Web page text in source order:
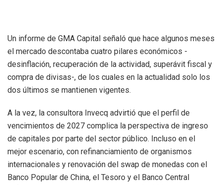
Un informe de GMA Capital señaló que hace algunos meses
el mercado descontaba cuatro pilares económicos -
desinflación, recuperación de la actividad, superávit fiscal y
compra de divisas-, de los cuales en la actualidad solo los
dos últimos se mantienen vigentes.
A la vez, la consultora Invecq advirtió que el perfil de
vencimientos de 2027 complica la perspectiva de ingreso
de capitales por parte del sector público. Incluso en el
mejor escenario, con refinanciamiento de organismos
internacionales y renovación del swap de monedas con el
Banco Popular de China, el Tesoro y el Banco Central